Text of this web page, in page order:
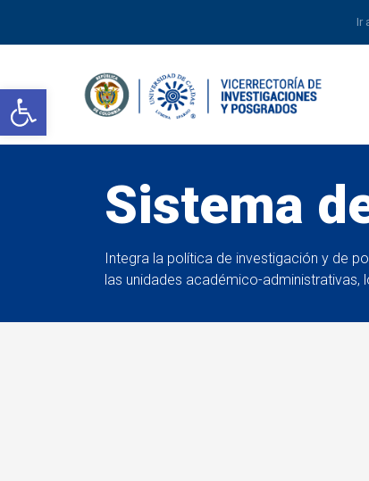
Abrir barra de herramientas
Ir
Sistema
Integra la política de investigación y de
las unidades académico-